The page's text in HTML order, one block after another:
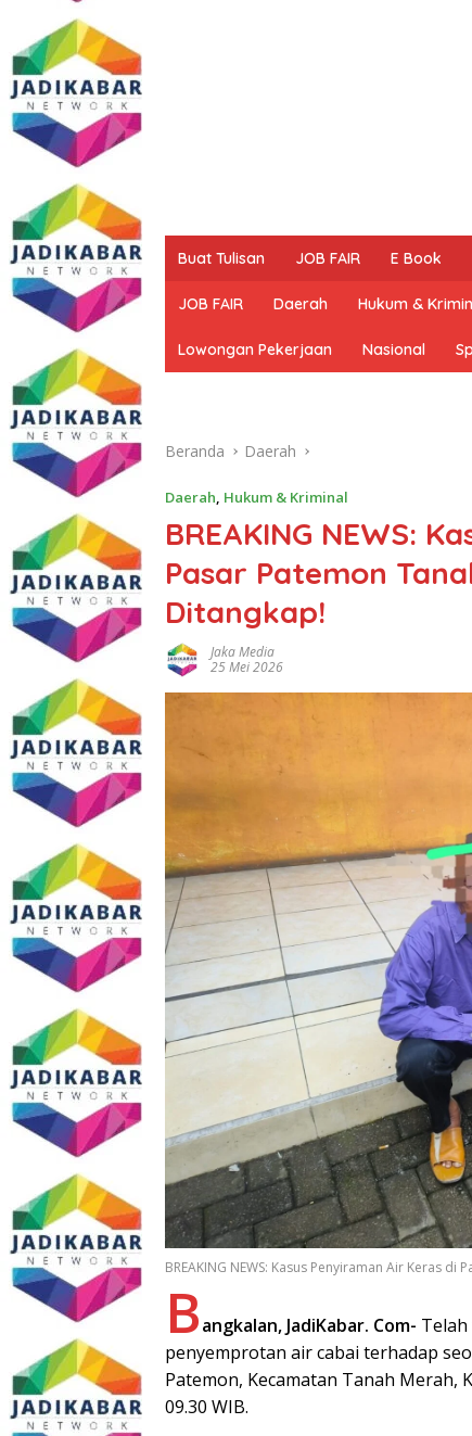
Buat Tulisan JOB FAIR E Book
JOB FAIR Daerah Hukum &
Lowongan Pekerjaan Nasional
Beranda Daerah
Daerah, Hukum & Kriminal
BREAKING NEWS:
Pasar Patemon
Ditangkap!
Jaka Media
25 Mei 2026
BREAKING NEWS: Kasus Penyiraman Air Keras di
Bangkalan, JadiKabar. Com-
penyemprotan air cabai terhadap
Patemon, Kecamatan Tanah Merah,
09.30 WIB.